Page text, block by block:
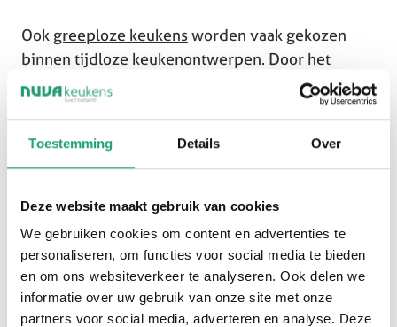
Toestemming Details Over
Deze website maakt gebruik van cookies
We gebruiken cookies om content en advertenties te
personaliseren, om functies voor social media te bieden
en om ons websiteverkeer te analyseren. Ook delen we
informatie over uw gebruik van onze site met onze
partners voor social media, adverteren en analyse. Deze
Ook greeploze keukensworden vaak gekozen
binnen tijdloze keukenontwerpen. Door het
ontbreken van zichtbare handgrepen ontstaat een
rustig lijnenspel dat jarenlang modern en stijlvol
Daarnaast bieden greeploze systemen praktische
rustige uitstraling en maakt het schoonmaken van
de keuken eenvoudig. Daardoor combineren
deze keukens uitstraling en gebruiksgemak op
een uitstekende manier.